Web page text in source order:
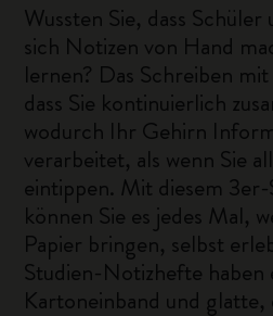
Wussten Sie, dass
sich Notizen von Hand
lernen? Das Schreiben
dass Sie kontinuierlich
wodurch Ihr Gehirn
verarbeitet, als wenn Sie
eintippen. Mit diesem
können Sie es jedes Mal,
Papier bringen, selbst
Studien-Notizhefte haben
Kartoneinband und